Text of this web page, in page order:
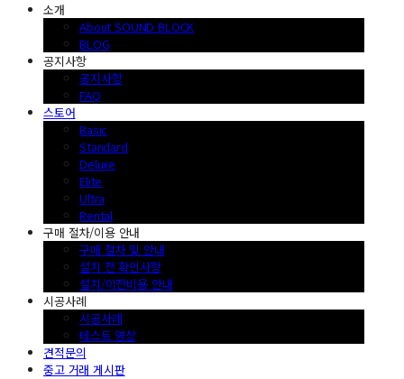
소개
About SOUND BLOCK
BLOG
공지사항
공지사항
FAQ
스토어
Basic
Standard
Deluxe
Elite
Ultra
Rental
구매 절차/이용 안내
구매 절차 및 안내
설치 전 확인사항
설치/이전비용 안내
시공사례
시공사례
테스트 영상
견적문의
중고 거래 게시판